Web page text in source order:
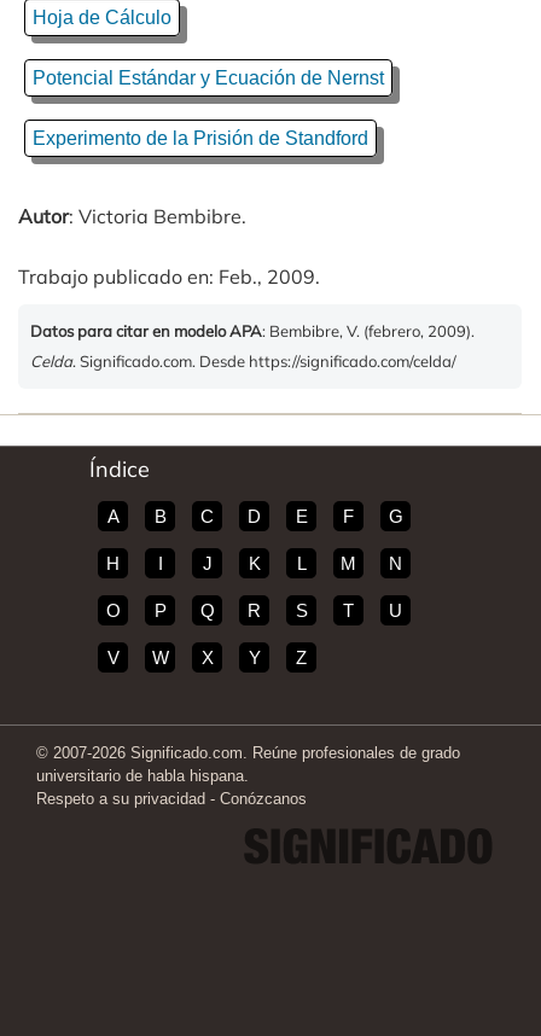
Hoja de Cálculo
Potencial Estándar y Ecuación de Nernst
Experimento de la Prisión de Standford
Autor: Victoria Bembibre.
Trabajo publicado en: Feb., 2009.
Datos para citar en modelo APA: Bembibre, V. (febrero, 2009).
Celda. Significado.com. Desde https://significado.com/celda/
Índice
A B C D E F G
H I J K L M N
O P Q R S T U
V W X Y Z
© 2007-2026 Significado.com. Reúne profesionales de grado
universitario de habla hispana.
Respeto a su privacidad - Conózcanos